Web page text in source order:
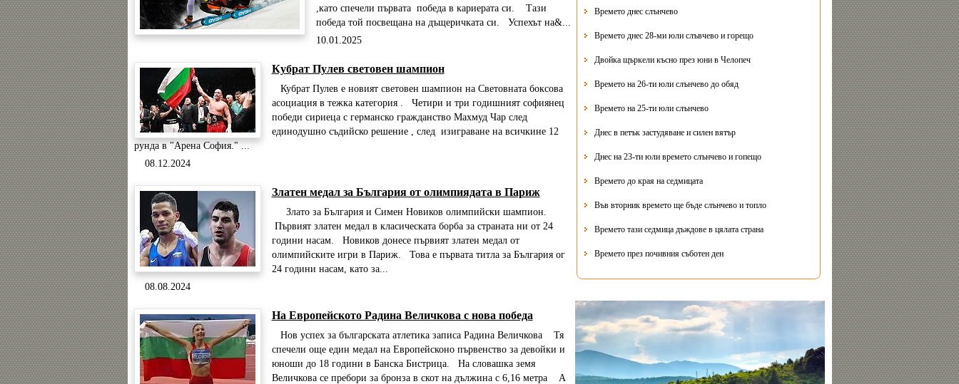
,като спечели първата победа в кариерата си. Тази
победа той посвещана на дъщеричката си. Успехът на&...
10.01.2025
Кубрат Пулев световен шампион
Кубрат Пулев е новият световен шампион на Световната боксова
асоциация в тежка категория . Четири и три годишният софиянец
победи сириеца с германско гражданство Махмуд Чар след
единодушно съдийско решение , след изиграване на всичкине 12
рунда в "Арена София." ...
08.12.2024
Златен медал за България от олимпиядата в Париж
Злато за България и Симен Новиков олимпийски шампион.
Първият златен медал в класическата борба за страната ни от 24
години насам. Новиков донесе първият златен медал от
олимпийските игри в Париж. Това е първата титла за България ог
24 години насам, като за...
08.08.2024
На Европейското Радина Величкова с нова победа
Нов успех за българската атлетика записа Радина Величкова Тя
спечели още един медал на Европейсконо първенство за девойки и
юноши до 18 години в Банска Бистрица. На словашка земя
Величкова се пребори за бронза в скот на дължина с 6,16 метра А
Времето днес слънчево
Времето днес 28-ми юли слъвчево и горещо
Двойка щъркели късно през юни в Челопеч
Времето на 26-ти юли слънчево до обяд
Времето на 25-ти юли слънчево
Днес в петък застудяване и силен вятър
Днес на 23-ти юли времето слънчево и гопещо
Времето до края на седмицата
Във вторник времето ще бъде слънчево и топло
Времето тази седмица дъждове в цялата страна
Времето през почивния съботен ден